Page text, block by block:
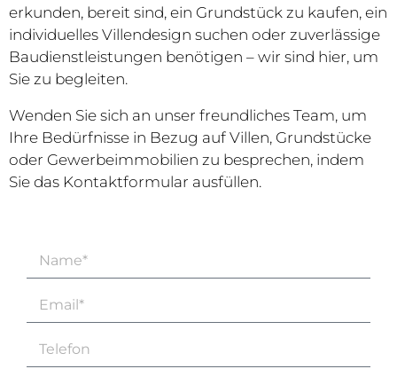
erkunden, bereit sind, ein Grundstück zu kaufen, ein
individuelles Villendesign suchen oder zuverlässige
Baudienstleistungen benötigen – wir sind hier, um
Sie zu begleiten.
Wenden Sie sich an unser freundliches Team, um
Ihre Bedürfnisse in Bezug auf Villen, Grundstücke
oder Gewerbeimmobilien zu besprechen, indem
Sie das Kontaktformular ausfüllen.